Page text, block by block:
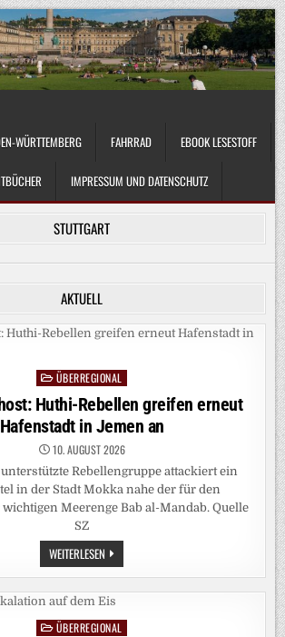
WÜRTTEMBERG FAHRRAD EBOOK LESESTOFF
IMPRESSUM UND DATENSCHUTZ
STUTTGART
AKTUELL
Posted
in
ÜBERREGIONAL
Huthi-Rebellen greifen erneut
Hafenstadt in Jemen an
10. AUGUST 2026
Rebellengruppe attackiert ein
in der Stadt Mokka nahe der für den
Meerenge Bab al-Mandab. Quelle
SZ
WEITERLESEN KRIEG
IN
NAHOST:
HUTHI-
REBELLEN
ERNEUT
PostedÜBERREGIONAL